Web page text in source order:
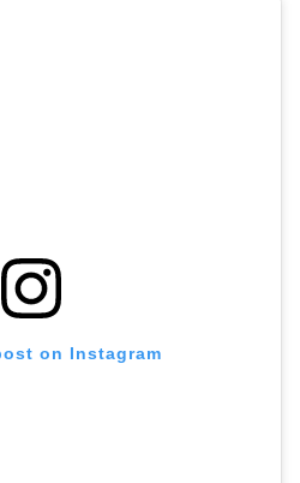
on Instagram